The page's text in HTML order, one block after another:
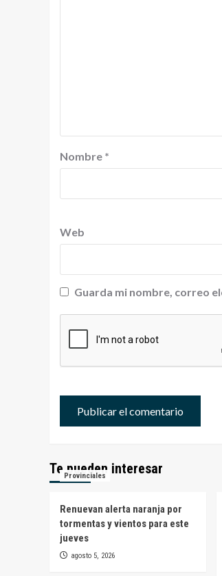
Nombre *
Web
Guarda mi nombre, correo
Te pueden interesar
Provinciales
Renuevan alerta naranja por
tormentas y vientos para este
jueves
agosto 5, 2026